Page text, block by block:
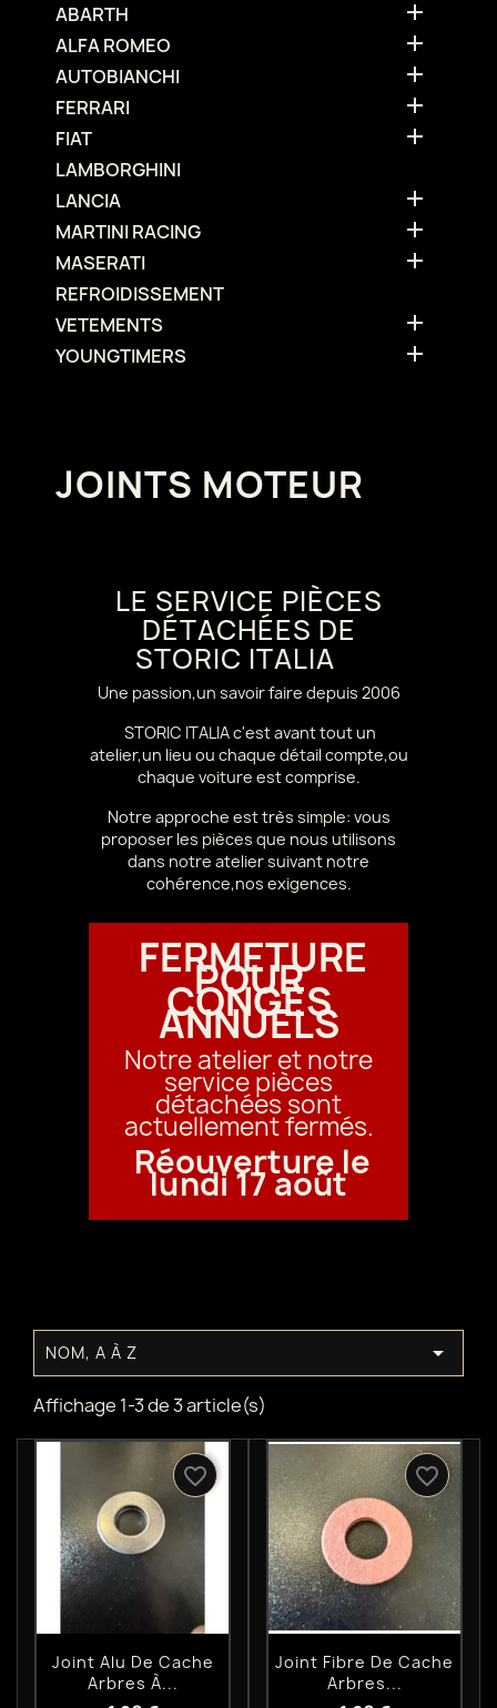
ABARTH 
ALFA ROMEO 
AUTOBIANCHI 
FERRARI 
FIAT 
LAMBORGHINI
LANCIA

MARTINI RACING 
MASERATI 
REFROIDISSEMENT
VETEMENTS

YOUNGTIMERS 
JOINTS MOTEUR
LE SERVICE PIÈCES
DÉTACHÉES DE
STORIC ITALIA
Une passion,un savoir faire depuis 2006
STORIC ITALIA c'est avant tout un
atelier,un lieu ou chaque détail compte,ou
chaque voiture est comprise.
Notre approche est très simple: vous
proposer les pièces que nous utilisons
dans notre atelier suivant notre
cohérence,nos exigences.
FERMETURE
POUR
CONGÉS
ANNUELS
Notre atelier et notre
service pièces
détachées sont
actuellement fermés.
Réouverture le
lundi 17 août
NOM, A À Z 
Affichage 1-3 de 3 article(s)
Aperçu rapide
Joint Alu De Cache
Arbres À...
favorite_border
Aperçu rapide
Joint Fibre De Cache
Arbres...
favorite_border